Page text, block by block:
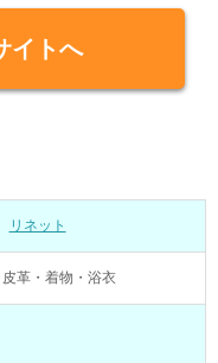
イトへ
リネット
革・着物・浴衣